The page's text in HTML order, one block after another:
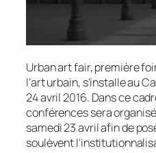
Urban art fair, première
l’art urbain, s’installe au
24 avril 2016. Dans ce
conférences sera
samedi 23 avril afin de
soulèvent